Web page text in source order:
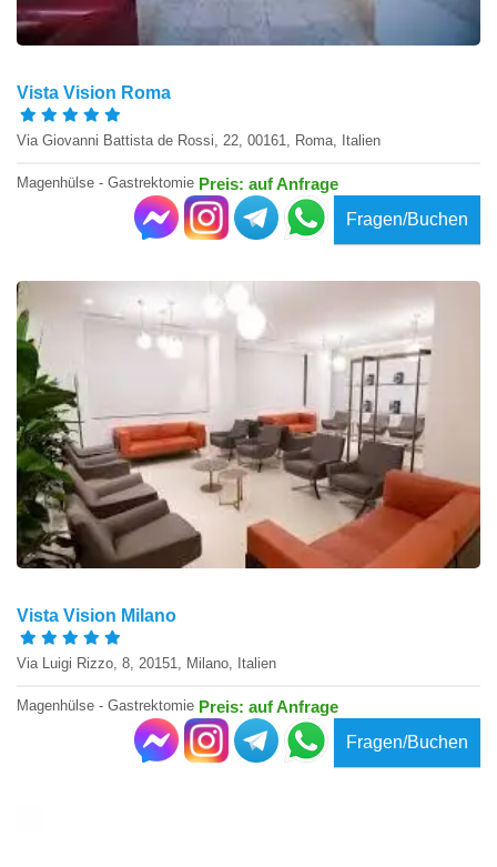
Vista Vision Roma
Via Giovanni Battista de Rossi, 22, 00161, Roma, Italien
Magenhülse - Gastrektomie Preis: auf Anfrage
Fragen/Buchen
Vista Vision Milano
Via Luigi Rizzo, 8, 20151, Milano, Italien
Magenhülse - Gastrektomie Preis: auf Anfrage
Fragen/Buchen